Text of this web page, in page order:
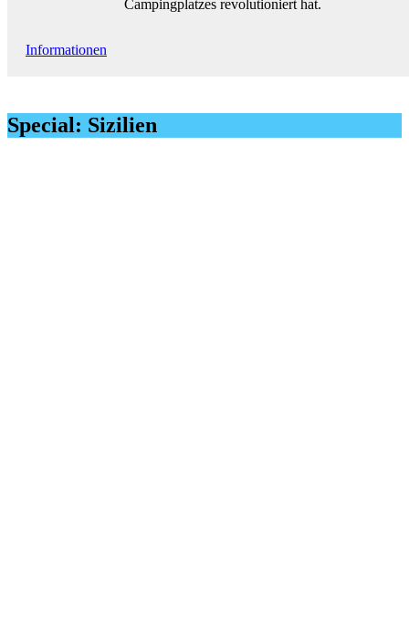
Campingplatzes revolutioniert hat.
Informationen
Special: Sizilien